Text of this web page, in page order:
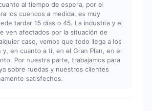
al tiempo de espera, por el
los cuencos a medida, es muy
tardar 15 días o 45. La industria y el
ven afectados por la situación de
caso, vemos que todo llega a los
y, en cuanto a ti, en el Gran Plan, en el
Por nuestra parte, trabajamos para
sobre ruedas y nuestros clientes
satisfechos.